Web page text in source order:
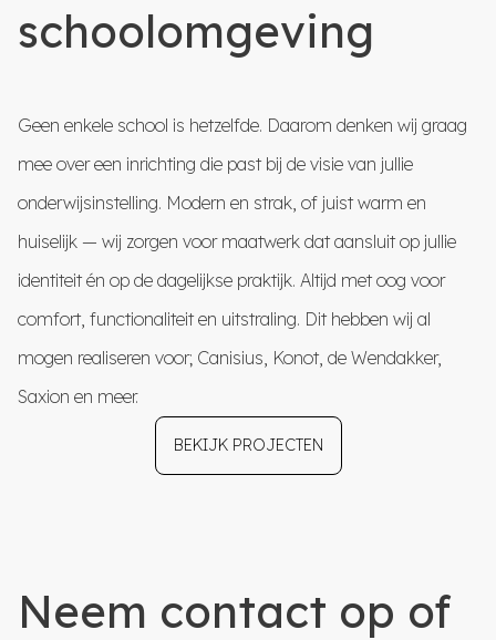
schoolomgeving
Geen enkele school is hetzelfde. Daarom denken wij graag
mee over een inrichting die past bij de visie van jullie
onderwijsinstelling. Modern en strak, of juist warm en
huiselijk — wij zorgen voor maatwerk dat aansluit op jullie
identiteit én op de dagelijkse praktijk. Altijd met oog voor
comfort, functionaliteit en uitstraling. Dit hebben wij al
mogen realiseren voor; Canisius, Konot, de Wendakker,
Saxion en meer.
BEKIJK PROJECTEN
Neem contact op of